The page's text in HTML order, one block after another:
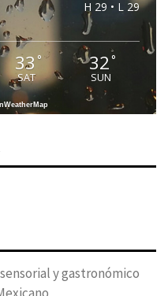
H 29 • L 29
33 °
SAT
32°
SUN
y gastronómico